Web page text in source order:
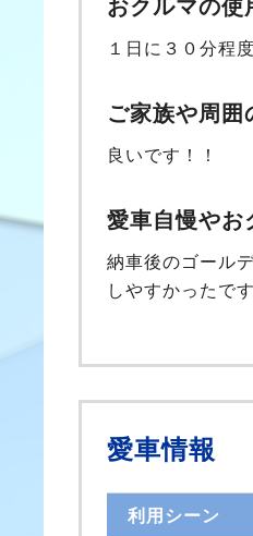
おクルマの使
１日に３０分程度
ご家族や周囲
良いです！！
愛車自慢やお
納車後のゴール
しやすかったです
愛車情報
利用シーン